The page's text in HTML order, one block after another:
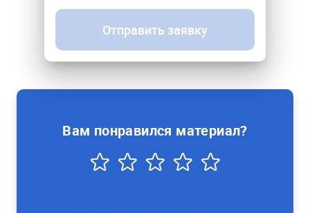
Отправить заявку
Вам понравился материал?